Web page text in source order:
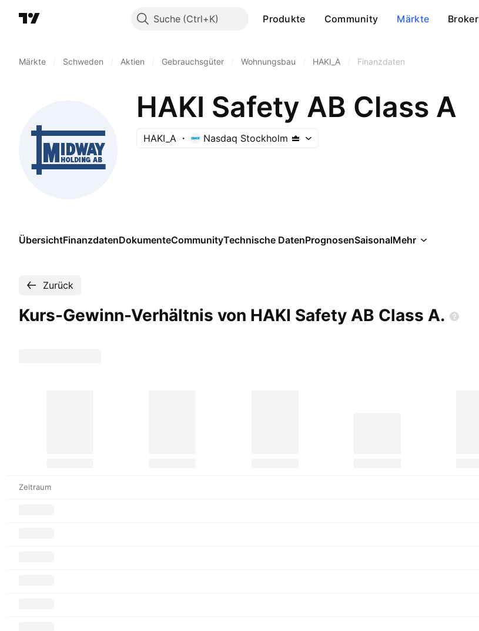
Suche Produkte Community Märkte Broker
Märkte Schweden Aktien Gebrauchsgüter Wohnungsbau HAKI_A Finanzdaten
HAKI Safety AB Class A
HAKI_A Nasdaq Stockholm
ÜbersichtFinanzdatenDokumenteCommunityTechnische DatenPrognosenSaisonalMehr
Zurück
Kurs-Gewinn-Verhältnis von HAKI Safety AB Class A.
Zeitraum